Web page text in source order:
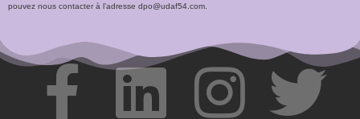
pouvez nous contacter à l’adresse dpo@udaf54.com.